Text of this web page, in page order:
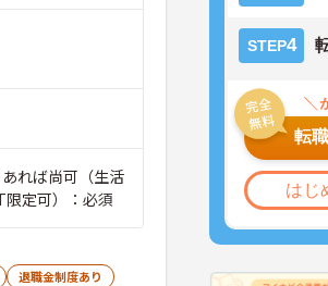
STEP4
転
はじ
れば尚可（生活
定可）：必須
退職金制度あり